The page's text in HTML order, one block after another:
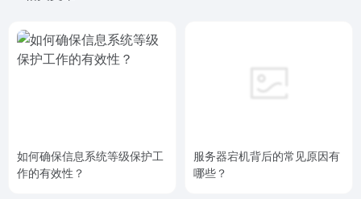
如何确保信息系统等级保护工
作的有效性？
服务器宕机背后的常见原因有
哪些？